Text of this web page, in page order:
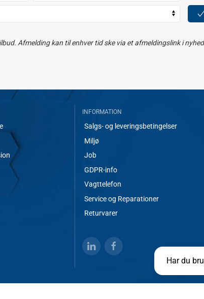
Afmelding kan til enhver tid ske via et afmeldingslink i
INFORMATION
Salgs- og leveringsbetingelser
Miljø
Job
GDPR-info
Vagttelefon
Service og Reparationer
Returvarer
Har du